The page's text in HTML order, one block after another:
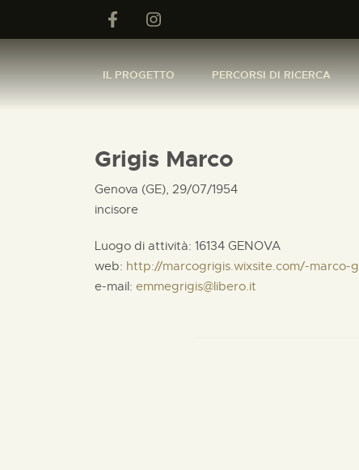
IL PROGETTO PERCORSI DI RICERCA
Grigis Marco
Genova (GE), 29/07/1954
incisore
Luogo di attività: 16134 GENOVA
web: http://marcogrigis.wixsite.com/-marco-
e-mail: emmegrigis@libero.it